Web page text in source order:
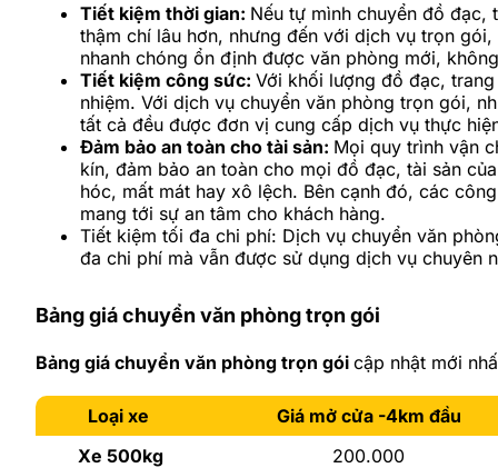
Tiết kiệm thời gian: Nếu tự mình chuyển đồ đạc,
thậm chí lâu hơn, nhưng đến với dịch vụ trọn
nhanh chóng ổn định được văn phòng mới,
Tiết kiệm công sức: Với khối lượng đồ đạc,
nhiệm. Với dịch vụ chuyển văn phòng trọn gói,
tất cả đều được đơn vị cung cấp dịch vụ thực
Đảm bảo an toàn cho tài sản: Mọi quy trình vận
kín, đảm bảo an toàn cho mọi đồ đạc, tài sản
hóc, mất mát hay xô lệch. Bên cạnh đó, các
mang tới sự an tâm cho khách hàng.
Tiết kiệm tối đa chi phí: Dịch vụ chuyển văn
đa chi phí mà vẫn được sử dụng dịch vụ chuyên
Bảng giá chuyển văn phòng trọn gói
Bảng giá chuyển văn phòng trọn gói cập nhật mới
Loại xe
Giá mở cửa -4km đầu
Xe 500kg
200.000